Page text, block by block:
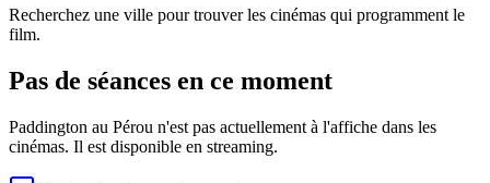
Recherchez une ville pour trouver les cinémas qui programment le
film.
Pas de séances en ce moment
Paddington au Pérou n'est pas actuellement à l'affiche dans les
cinémas. Il est disponible en streaming.